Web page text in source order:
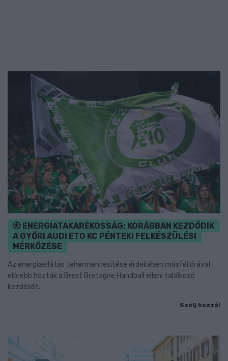
ENERGIATAKARÉKOSSÁG: KORÁBBAN KEZDŐDIK
A GYŐRI AUDI ETO KC PÉNTEKI FELKÉSZÜLÉSI
MÉRKŐZÉSE
Az energiaellátás tehermentesítése érdekében másfél órával
előrébb hozták a Brest Bretagne Handball elleni találkozó
kezdését.
Szólj hozzá!